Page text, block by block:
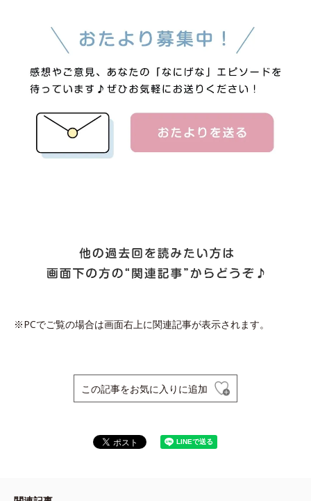
※PCでご覧の場合は画面右上に関連記事が表示されます。
この記事をお気に入りに追加